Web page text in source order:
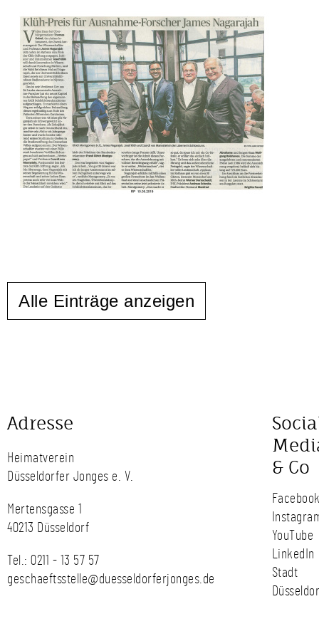
Alle Einträge anzeigen
Adresse
Heimatverein
Düsseldorfer Jonges e. V.
Mertensgasse 1
40213 Düsseldorf
Tel.: 0211 - 13 57 57
geschaeftsstelle@duesseldorferjonges.de
& Co
YouTube
LinkedIn
Stadt